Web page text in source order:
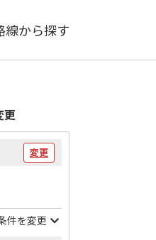
線から探す
更
変更
件を変更